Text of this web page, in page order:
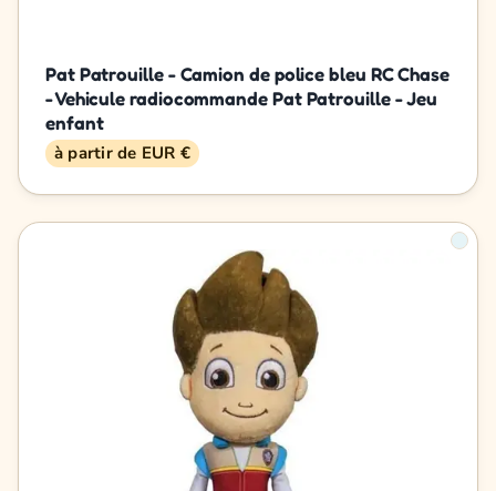
Pat Patrouille - Camion de police bleu RC Chase
- Vehicule radiocommande Pat Patrouille - Jeu
enfant
à partir de EUR €